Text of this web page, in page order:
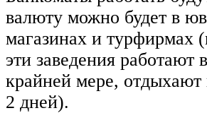
валюту можно будет в
магазинах и турфирмах
эти заведения работают
крайней мере,
2 дней).